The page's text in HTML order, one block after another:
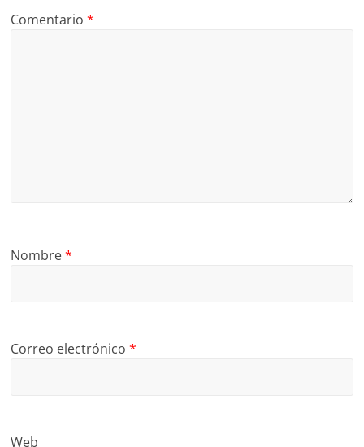
Comentario*
Nombre*
Correo electrónico*
Web